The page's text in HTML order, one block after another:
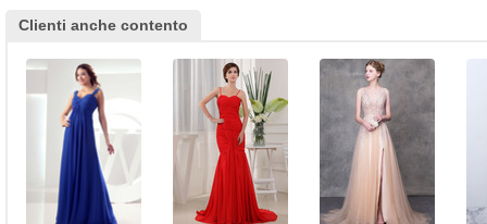
Clienti anche contento